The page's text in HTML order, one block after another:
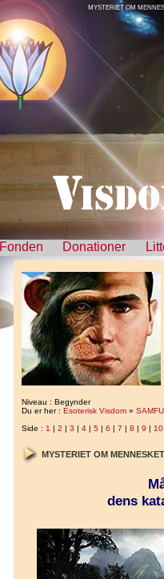
MYSTERIET OM
Fonden Donationer
Niveau : Begynder
Du er her : Esoterisk Visdom »
Side : 1 | 2 | 3 | 4 | 5 | 6 | 7 | 8 | 9 | 10
MYSTERIET OM
dens